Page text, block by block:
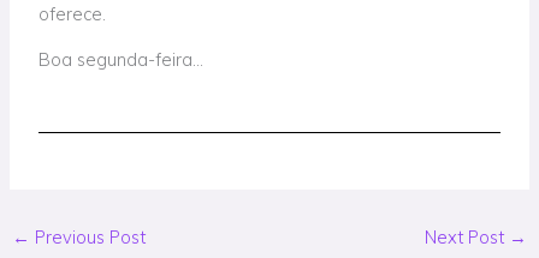
oferece.
Boa segunda-feira…
← Previous Post Next Post →